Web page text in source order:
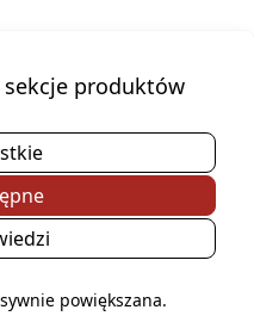
produktów
powiększana.